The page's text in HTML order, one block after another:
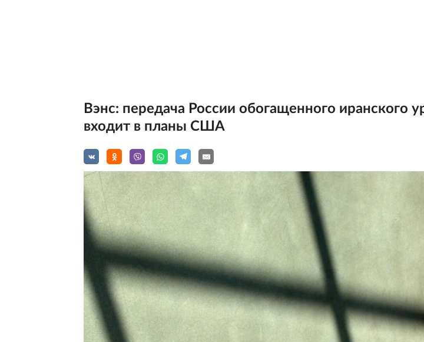
Вэнс: передача России обогащенного иранского
входит в планы США